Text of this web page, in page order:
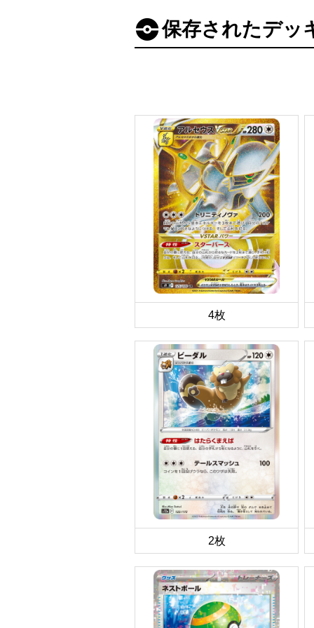
保存されたデッ
4枚
2枚